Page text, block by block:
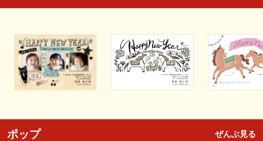
ポップ ぜんぶ見る